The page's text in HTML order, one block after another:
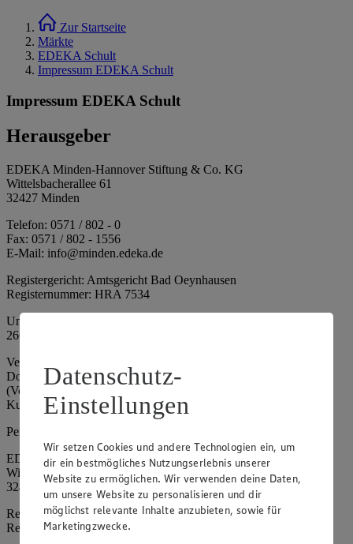
Zur Startseite
Märkte
EDEKA Schult
Impressum EDEKA Schult
Impressum EDEKA Schult
Herausgeber
EDEKA Minden-Hannover Stiftung & Co. KG
Wittelsbacherallee 61
32427 Minden
Telefon: 0571 / 802 - 0
Fax: 0571 / 802 - 1556
E-Mail: info@minden.edeka.de
Registergericht: Amtsgericht Bad Oeynhausen
Registernummer: HRA 7534
Umsatzsteuer-Identifikationsnummer gem. § 27a UStG: DE
266067317
Vertretungsberechtigte: Mark Rosenkranz (Sprecher), Eileen
Dominique Klingsiek (Vorstandsmitglied), Ulf-U. Plath
(Vorstandsmitglied), Stephan Wohler (Vorstandsmitglied), Marc
Kuhlmann (Aufsichtsratsvorsitzender)
Persönlich haftende Gesellschafterin:
EDEKA Minden-Hannover Holding GmbH
Wittelsbacherallee 61
32427 Minden
Registergericht: Amtsgericht Bad Oeynhausen
Registernummer: HRB 4086
Datenschutz-
Einstellungen
Wir setzen Cookies und andere Technologien ein, um
dir ein bestmögliches Nutzungserlebnis unserer
Website zu ermöglichen. Wir verwenden deine Daten,
um unsere Website zu personalisieren und dir
möglichst relevante Inhalte anzubieten, sowie für
Marketingzwecke.